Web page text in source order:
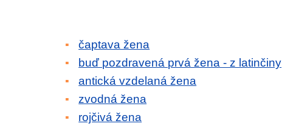
čaptava žena
buď pozdravená prvá žena - z latinčiny
antická vzdelaná žena
zvodná žena
rojčivá žena